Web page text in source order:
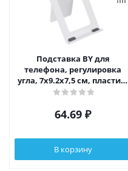
Подставка BY для
телефона, регулировка
угла, 7x9.2х7,5 см, пластик,
белый
64.69 ₽
В корзину